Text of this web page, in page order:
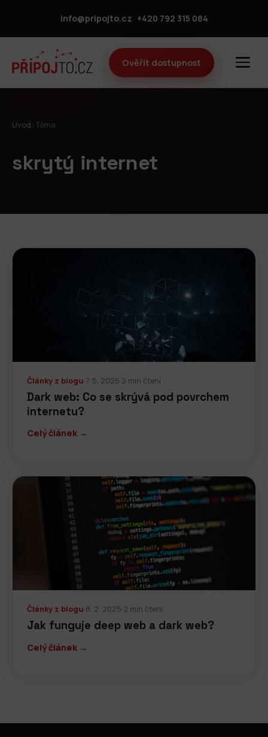
info@pripojto.cz +420 792 315 084
Ověřit dostupnost
Úvod Téma
skrytý internet
Články z blogu·7. 5. 2025·2 min čtení
Dark web: Co se skrývá pod povrchem
internetu?
Celý článek →
Články z blogu·8. 2. 2025·2 min čtení
Jak funguje deep web a dark web?
Celý článek →